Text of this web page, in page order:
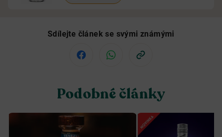
Sdílejte článek se svými známými
Podobné články